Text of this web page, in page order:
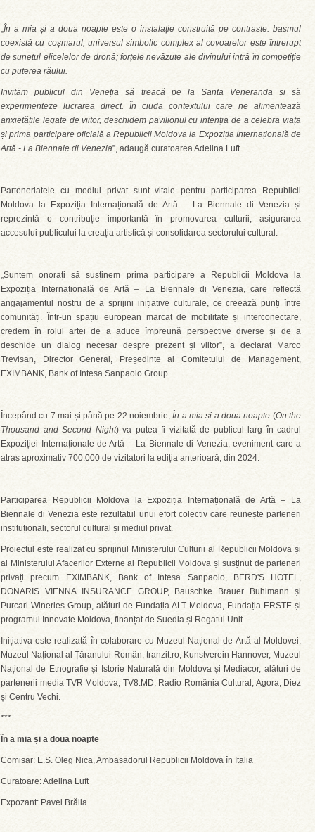
„În a mia și a doua noapte este o instalație construită pe contraste: basmul
coexistă cu coșmarul; universul simbolic complex al covoarelor este întrerupt
de sunetul elicelelor de dronă; forțele nevăzute ale divinului intră în competiție
cu puterea răului.
Invităm publicul din Veneția să treacă pe la Santa Veneranda și să
experimenteze lucrarea direct. În ciuda contextului care ne alimentează
anxietățile legate de viitor, deschidem pavilionul cu intenția de a celebra viața
și prima participare oficială a Republicii Moldova la Expoziția Internațională de
Artă - La Biennale di Venezia”, adaugă curatoarea Adelina Luft.
Parteneriatele cu mediul privat sunt vitale pentru participarea Republicii
Moldova la Expoziția Internațională de Artă – La Biennale di Venezia și
reprezintă o contribuție importantă în promovarea culturii, asigurarea
accesului publicului la creația artistică și consolidarea sectorului cultural.
„Suntem onorați să susținem prima participare a Republicii Moldova la
Expoziția Internațională de Artă – La Biennale di Venezia, care reflectă
angajamentul nostru de a sprijini inițiative culturale, ce creează punți între
comunități. Într-un spațiu european marcat de mobilitate și interconectare,
credem în rolul artei de a aduce împreună perspective diverse și de a
deschide un dialog necesar despre prezent și viitor”, a declarat Marco
Trevisan, Director General, Președinte al Comitetului de Management,
EXIMBANK, Bank of Intesa Sanpaolo Group.
Începând cu 7 mai și până pe 22 noiembrie,În a mia și a doua noapte (On the
Thousand and Second Night) va putea fi vizitată de publicul larg în cadrul
Expoziției Internaționale de Artă – La Biennale di Venezia, eveniment care a
atras aproximativ 700.000 de vizitatori la ediția anterioară, din 2024.
Participarea Republicii Moldova la Expoziția Internațională de Artă – La
Biennale di Venezia este rezultatul unui efort colectiv care reunește parteneri
instituționali, sectorul cultural și mediul privat.
Proiectul este realizat cu sprijinul Ministerului Culturii al Republicii Moldova și
al Ministerului Afacerilor Externe al Republicii Moldova și susținut de parteneri
privați precum EXIMBANK, Bank of Intesa Sanpaolo, BERD'S HOTEL,
DONARIS VIENNA INSURANCE GROUP, Bauschke Brauer Buhlmann și
Purcari Wineries Group, alături de Fundația ALT Moldova, Fundația ERSTE și
programul Innovate Moldova, finanțat de Suedia și Regatul Unit.
Inițiativa este realizată în colaborare cu Muzeul Național de Artă al Moldovei,
Muzeul Național al Țăranului Român, tranzit.ro, Kunstverein Hannover, Muzeul
Național de Etnografie și Istorie Naturală din Moldova și Mediacor, alături de
partenerii media TVR Moldova, TV8.MD, Radio România Cultural, Agora, Diez
și Centru Vechi.
***
În a mia și a doua noapte
Comisar: E.S. Oleg Nica, Ambasadorul Republicii Moldova în Italia
Curatoare: Adelina Luft
Expozant: Pavel Brăila